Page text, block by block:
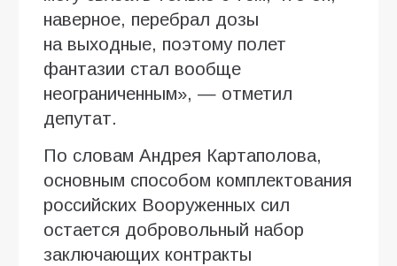
наверное, перебрал дозы
на выходные, поэтому полет
фантазии стал вообще
неограниченным», — отметил
депутат.
По словам Андрея Картаполова,
основным способом комплектования
российских Вооруженных сил
остается добровольный набор
заключающих контракты